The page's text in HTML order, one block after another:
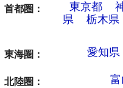
首都圏 東京都
県
栃木県
東海圏 愛知県
北陸圏